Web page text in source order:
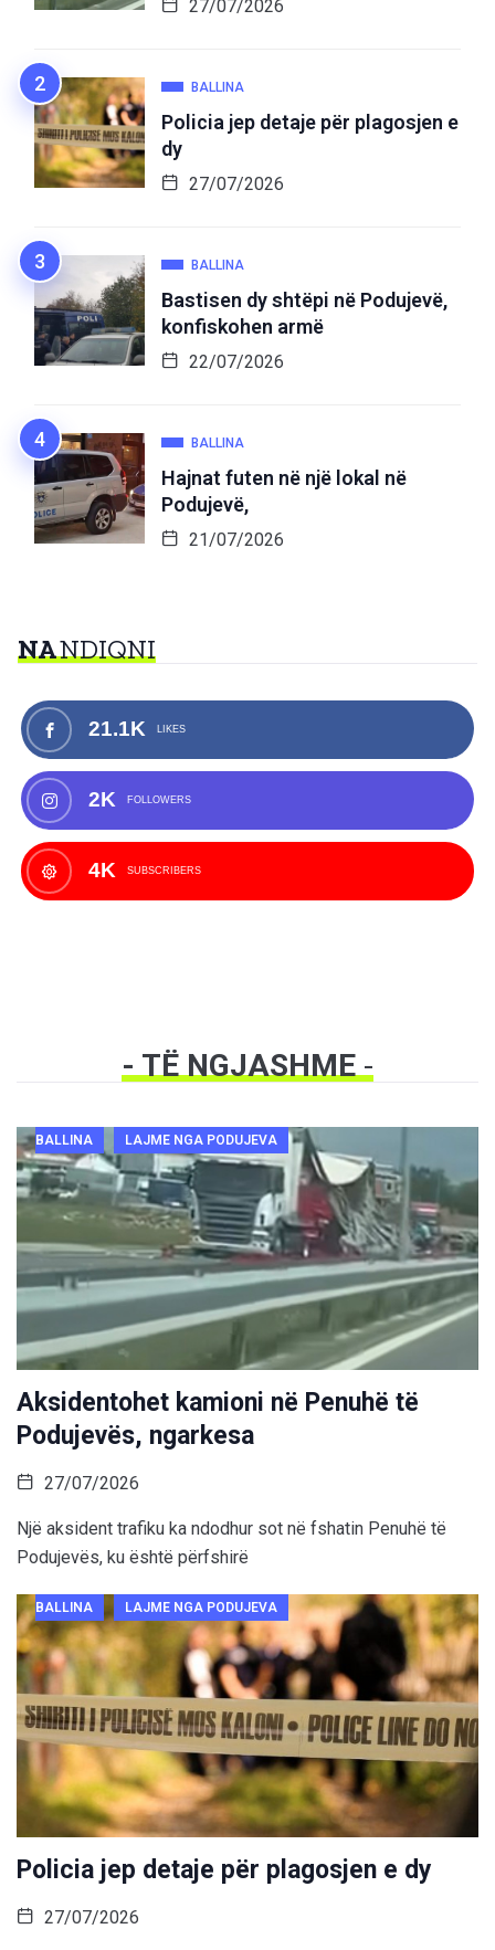
27/07/2026
BALLINA
Policia jep detaje për plagosjen e
dy
27/07/2026
BALLINA
Bastisen dy shtëpi në Podujevë,
konfiskohen armë
22/07/2026
BALLINA
Hajnat futen në një lokal në
Podujevë,
21/07/2026
NANDIQNI
21.1K LIKES
2K FOLLOWERS
4K SUBSCRIBERS
- TË NGJASHME -
BALLINA LAJME NGA PODUJEVA
Aksidentohet kamioni në Penuhë të
Podujevës, ngarkesa
27/07/2026
Një aksident trafiku ka ndodhur sot në fshatin Penuhë të
Podujevës, ku është përfshirë
BALLINA LAJME NGA PODUJEVA
Policia jep detaje për plagosjen e dy
27/07/2026